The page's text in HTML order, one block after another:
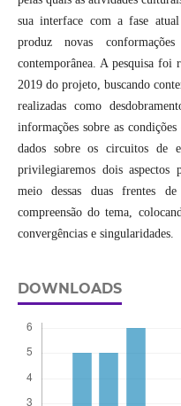
sua interface com a fase
produz novas
contemporânea. A pesquisa foi
2019 do projeto, buscando
realizadas como
informações sobre as
dados sobre os circuitos de
privilegiaremos dois aspectos
meio dessas duas frentes
compreensão do tema,
convergências e singularidades.
DOWNLOADS